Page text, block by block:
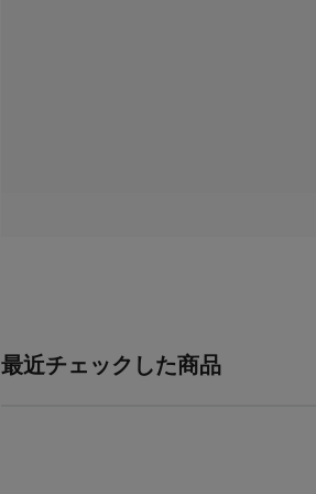
最近チェックした商品